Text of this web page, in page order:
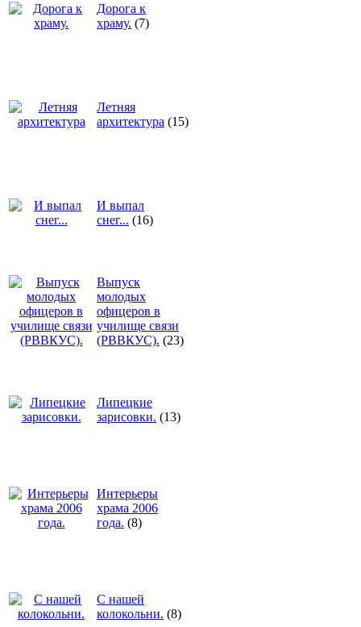
Дорога к
храму. (7)
Летняя
архитектура (15)
И выпал
снег... (16)
Выпуск
молодых
офицеров в
училище связи
(РВВКУС). (23)
Липецкие
зарисовки. (13)
Интерьеры
храма 2006
года. (8)
С нашей
колокольни. (8)